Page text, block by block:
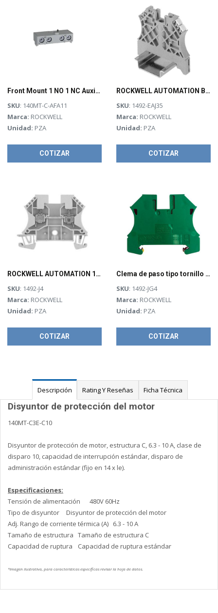
Front Mount 1 NO 1 NC Auxiliary Contact
SKU: 140MT-C-AFA11
Marca: ROCKWELL
Unidad: PZA
COTIZAR
ROCKWELL AUTOMATION Bloque de terminales, anclaje final, servicio normal, para carril DIN - 1492EAJ35
SKU: 1492-EAJ35
Marca: ROCKWELL
Unidad: PZA
COTIZAR
ROCKWELL AUTOMATION 1492, CLEMA, 4mm, - 1492J4
SKU: 1492-J4
Marca: ROCKWELL
Unidad: PZA
COTIZAR
Clema de paso tipo tornillo con conexión a tierra 6.1x60x39.mm, 22-10AWG, Rockwell Automation
SKU: 1492-JG4
Marca: ROCKWELL
Unidad: PZA
COTIZAR
Descripción Rating Y Reseñas Ficha Técnica
Disyuntor de protección del motor
140MT-C3E-C10
Disyuntor de protección de motor, estructura C, 6.3 - 10 A, clase de
disparo 10, capacidad de interrupción estándar, disparo de
administración estándar (fijo en 14 x le).
Especificaciones:
Tensión de alimentación
480V 60Hz
Tipo de disyuntor
Disyuntor de protección del motor
Adj. Rango de corriente térmica (A) 6.3 - 10 A
Tamaño de estructura Tamaño de estructura C
Capacidad de ruptura
Capacidad de ruptura estándar
*Imagen ilustrativa, para características específicas revisar la hoja de datos.